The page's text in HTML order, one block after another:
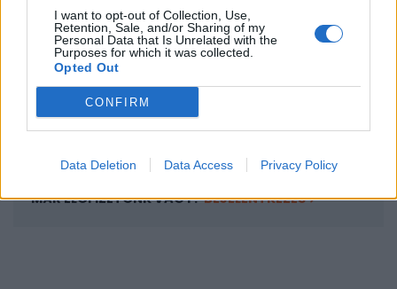
I want to opt-out of Collection, Use,
Retention, Sale, and/or Sharing of my
Personal Data that Is Unrelated with the
Purposes for which it was collected.
Opted Out
CONFIRM
Data Deletion Data Access Privacy Policy
Az előfizetés a következőket tartalmazza:
Portfolio.hu teljes cikkarchívum
Kötéslisták: BÉT elmúlt 2 év napon belüli
kötéslistái
Előfizetés
MÁR ELŐFIZETŐNK VAGY?BEJELENTKEZÉS